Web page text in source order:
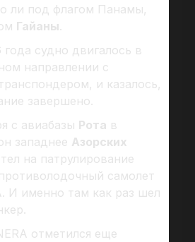
ли под флагом Панамы,
Гайаны.
судно двигалось в
направлении с
и казалось,
завершено.
с авиабазы Рота в
западнее Азорских
на патрулирование
самолет
именно там как раз шел
отметился еще